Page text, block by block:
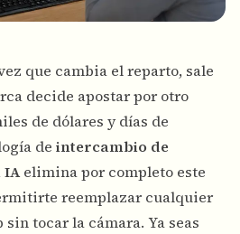
que cambia el reparto, sale
decide apostar por otro
de dólares y días de
de intercambio de
IAelimina por completo este
reemplazar cualquier
tocar la cámara. Ya seas